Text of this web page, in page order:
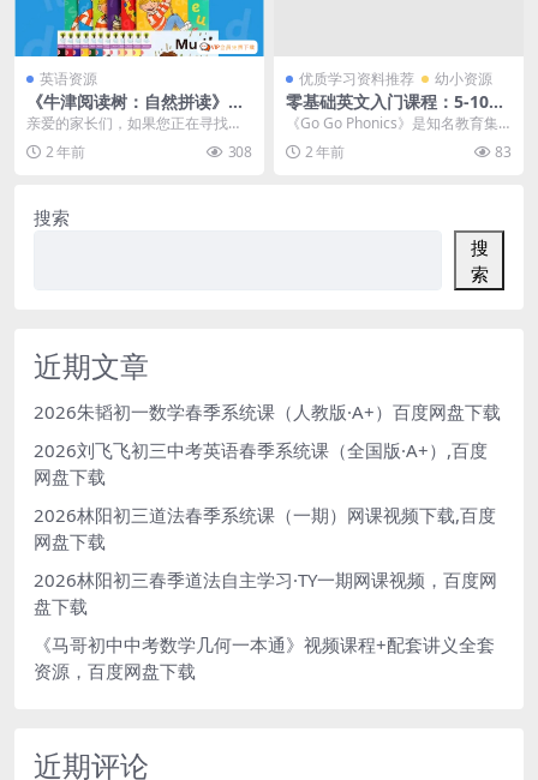
英语资源
《牛津阅读树：自然拼读》系
列1-6级PDF+MP3全套资源，
百度网盘下载
亲爱的家长们，如果您正在寻找一
套能够帮助孩子提升英语阅读能力
的学习材料，那么《牛...
2 年前 308
优质学习资料推荐 幼小资源
零基础英文入门课程：5-10岁
自然拼读教材：GO GO Phoni
cs 1-4级全套​（百度网盘下
载）
《Go Go Phonics》是知名教育集
团Clue&Key出版社针对于...
2 年前 83
搜索
搜
索
近期文章
2026朱韬初一数学春季系统课（人教版·A+）百度网盘下载
2026刘飞飞初三中考英语春季系统课（全国版·A+）,百度
网盘下载
2026林阳初三道法春季系统课（一期）网课视频下载,百度
网盘下载
2026林阳初三春季道法自主学习·TY一期网课视频，百度网
盘下载
《马哥初中中考数学几何一本通》视频课程+配套讲义全套
资源，百度网盘下载
近期评论